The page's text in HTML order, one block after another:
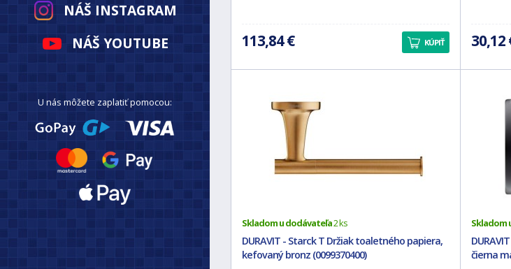
113,84 € KÚPIŤ 30,12
Skladom u dodávateľa2 ks
DURAVIT - Starck T Držiak toaletného papiera,
kefovaný bronz (0099370400)
Skladom
čierna
NÁŠ INSTAGRAM
NÁŠ YOUTUBE
U nás môžete zaplatiť pomocou: